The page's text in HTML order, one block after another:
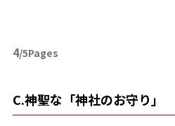
4/5Pages
C.神聖な「神社のお守り」